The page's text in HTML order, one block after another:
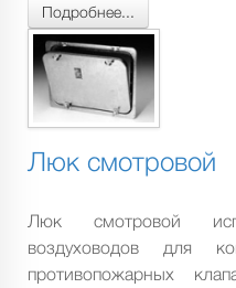
Подробнее...
Люк смотровой
Люк смотровой
воздуховодов для
противопожарных